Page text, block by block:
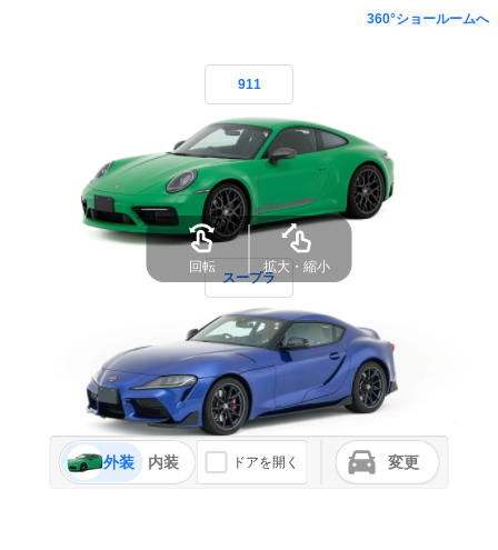
360°ショールームへ
911
スープラ
外装 内装 ドアを開く 変更
回転 拡大・縮小